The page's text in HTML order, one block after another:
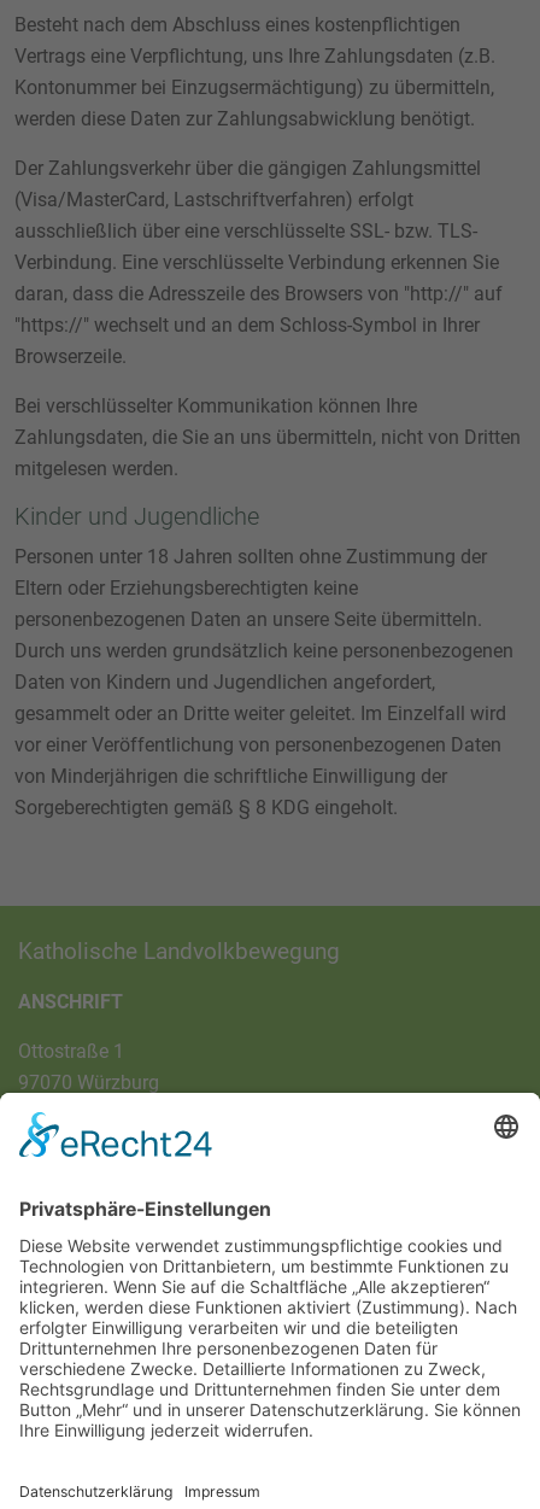
Besteht nach dem Abschluss eines kostenpflichtigen
Vertrags eine Verpflichtung, uns Ihre Zahlungsdaten (z.B.
Kontonummer bei Einzugsermächtigung) zu übermitteln,
werden diese Daten zur Zahlungsabwicklung benötigt.
Der Zahlungsverkehr über die gängigen Zahlungsmittel
(Visa/MasterCard, Lastschriftverfahren) erfolgt
ausschließlich über eine verschlüsselte SSL- bzw. TLS-
Verbindung. Eine verschlüsselte Verbindung erkennen Sie
daran, dass die Adresszeile des Browsers von "http://" auf
"https://" wechselt und an dem Schloss-Symbol in Ihrer
Browserzeile.
Bei verschlüsselter Kommunikation können Ihre
Zahlungsdaten, die Sie an uns übermitteln, nicht von Dritten
mitgelesen werden.
Kinder und Jugendliche
Personen unter 18 Jahren sollten ohne Zustimmung der
Eltern oder Erziehungsberechtigten keine
personenbezogenen Daten an unsere Seite übermitteln.
Durch uns werden grundsätzlich keine personenbezogenen
Daten von Kindern und Jugendlichen angefordert,
gesammelt oder an Dritte weiter geleitet. Im Einzelfall wird
vor einer Veröffentlichung von personenbezogenen Daten
von Minderjährigen die schriftliche Einwilligung der
Sorgeberechtigten gemäß § 8 KDG eingeholt.
Katholische Landvolkbewegung
ANSCHRIFT
Ottostraße 1
97070 Würzburg
DIREKT-KONTAKT
E-Mail:klb@bistum-wuerzburg.de